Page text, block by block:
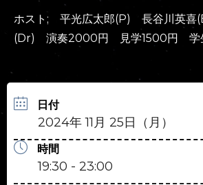
ホスト; 平光広太郎(P) 長谷川英喜
(Dr) 演奏2000円 見学1500円 学
日付
2024年 11月 25日（月）
時間
19:30 - 23:00